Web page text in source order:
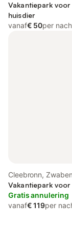
Vakantiepark
huisdier
vanaf€ 50per
Cleebronn, Zwaben
Vakantiepark
Gratis annulering
vanaf€ 119per